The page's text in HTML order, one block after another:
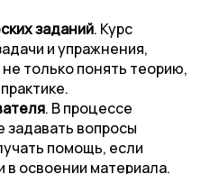
заданий. Курс
и упражнения,
только понять теорию,
. В процессе
вопросы
помощь, если
в освоении материала.